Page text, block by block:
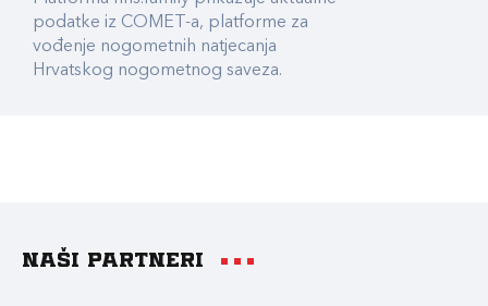
podatke iz COMET-a, platforme za
vođenje nogometnih natjecanja
Hrvatskog nogometnog saveza.
Naši partneri